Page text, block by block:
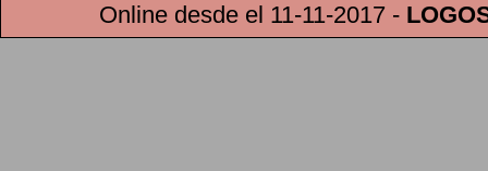
Online desde el 11-11-2017-